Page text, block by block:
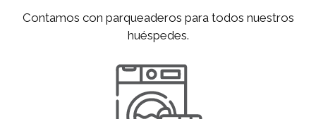
Contamos con parqueaderos para todos nuestros
huéspedes.